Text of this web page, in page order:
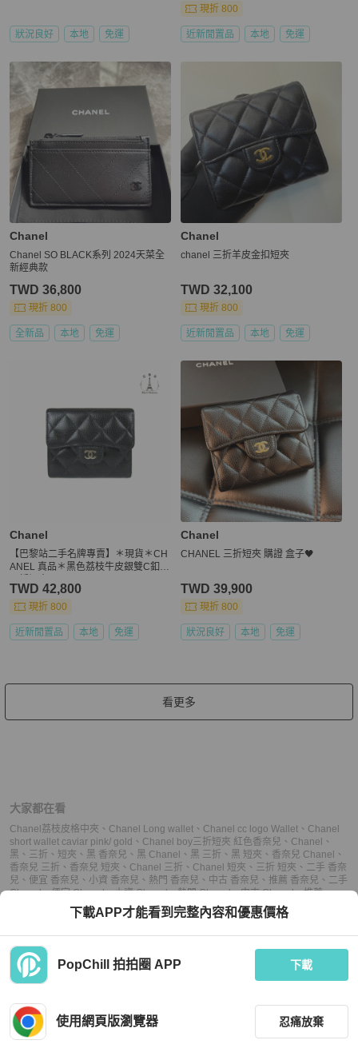
狀況良好 本地 免運
現折 800
近新閒置品 本地 免運
Chanel
Chanel SO BLACK系列 2024天菜全
新經典款
TWD 36,800
現折 800
全新品 本地 免運
Chanel
chanel 三折羊皮金扣短夾
TWD 32,100
現折 800
近新閒置品 本地 免運
Chanel
【巴黎站二手名牌專賣】＊現貨＊CH
ANEL 真品＊黑色荔枝牛皮銀雙C釦式
TWD 42,800
現折 800
近新閒置品 本地 免運
Chanel
CHANEL 三折短夾 購證 盒子🖤
TWD 39,900
現折 800
狀況良好 本地 免運
看更多
大家都在看
Chanel荔枝皮格中夾 、 Chanel Long wallet 、 Chanel cc logo Wallet 、 Chanel
short wallet caviar pink/ gold 、 Chanel boy三折短夾 紅色 香奈兒 、 Chanel 、
黑 、 三折 、 短夾 、 黑 香奈兒 、 黑 Chanel 、 黑 三折 、 黑 短夾 、 香奈兒 Chanel 、
香奈兒 三折 、 香奈兒 短夾 、 Chanel 三折 、 Chanel 短夾 、 三折 短夾 、 二手 香奈
兒 、 便宜 香奈兒 、 小資 香奈兒 、 熱門 香奈兒 、 中古 香奈兒 、 推薦 香奈兒 、 二手
Chanel、便宜 Chanel、小資 Chanel、熱門 Chanel、中古 Chanel、推薦
二手 三折、 便宜 三折、小資 三折、 熱門 三折、中古 三折
、 便宜 短夾 、小資 短夾、熱門 短夾、中古 短夾、推薦 短夾
下載APP才能看到完整內容和優惠價格
PopChill 拍拍圈 APP 下載
使用網頁版瀏覽器 忍痛放棄